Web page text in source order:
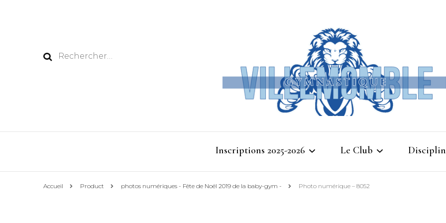
Rechercher :
Inscriptions 2025-2026 Le Club
Accueil Product photos numériques - Fête de Noël 2019 de la baby-gym - Photo numérique – 8052